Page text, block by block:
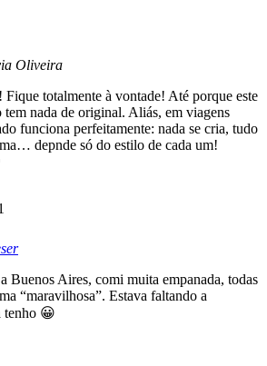
Oliveira
Fique totalmente à vontade! Até porque este
tem nada de original. Aliás, em viagens
funciona perfeitamente: nada se cria, tudo
depnde só do estilo de cada um!
Buenos Aires, comi muita empanada, todas
“maravilhosa”. Estava faltando a
tenho 😀